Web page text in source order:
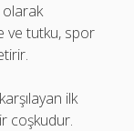
olarak
ve tutku, spor
ilk
coşkudur.